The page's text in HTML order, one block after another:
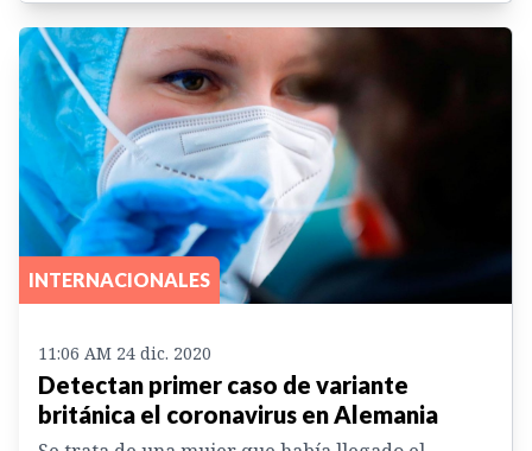
INTERNACIONALES
11:06 AM 24 dic. 2020
Detectan primer caso de variante
británica el coronavirus en Alemania